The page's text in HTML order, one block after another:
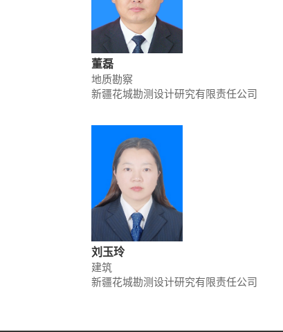
董磊
地质勘察
新疆花城勘测设计研究有限责任公司
刘玉玲
建筑
新疆花城勘测设计研究有限责任公司